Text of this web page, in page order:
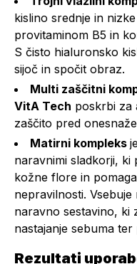
kislino srednje in
provitaminom B5 in
S čisto hialuronsko
sijoč in spočit obraz.
Multi zaščitni
VitA Tech poskrbi za
zaščito pred
Matirni kompleks
naravnimi sladkorji,
kožne flore in
nepravilnosti.
naravno sestavino, ki
nastajanje sebuma
Rezultati